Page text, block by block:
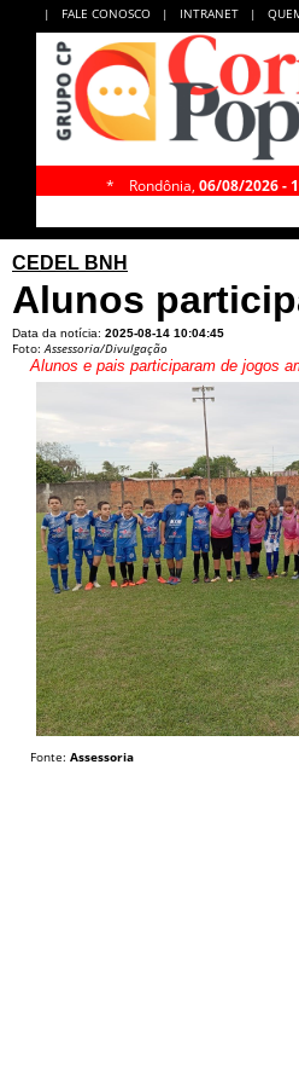
| FALE CONOSCO | INTRANET |
* Rondônia, 06/08/2026 -
CEDEL BNH
Alunos
Data da notícia: 2025-08-14 10:04:45
Foto:Assessoria/Divulgação
Alunos e pais participaram de jogos
Fonte: Assessoria